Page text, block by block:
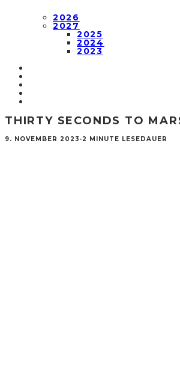
2026
2027
2025
2024
2023
THIRTY SECONDS TO
9. NOVEMBER 2023 ·2 MINUTE LESEDAUER